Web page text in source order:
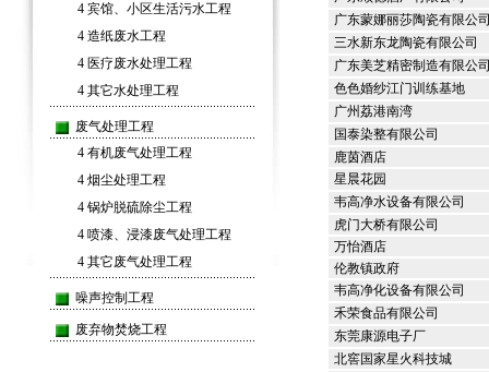
4 宾馆、小区生活污水工程
4 造纸废水工程
4 医疗废水处理工程
4 其它水处理工程
废气处理工程
4 有机废气处理工程
4 烟尘处理工程
4 锅炉脱硫除尘工程
4 喷漆、浸漆废气处理工程
4 其它废气处理工程
噪声控制工程
废弃物焚烧工程
广东蒙娜丽莎陶瓷有限公
三水新东龙陶瓷有限公司
广东美芝精密制造有限公
色色婚纱江门训练基地
广州荔港南湾
国泰染整有限公司
鹿茵酒店
星晨花园
韦高净水设备有限公司
虎门大桥有限公司
万怡酒店
伦教镇政府
韦高净化设备有限公司
禾荣食品有限公司
东莞康源电子厂
北窖国家星火科技城